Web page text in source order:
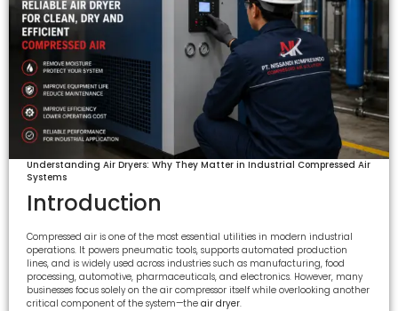
Understanding Air Dryers: Why They Matter in Industrial Compressed Air
Systems
Introduction
Compressed air is one of the most essential utilities in modern industrial
operations. It powers pneumatic tools, supports automated production
lines, and is widely used across industries such as manufacturing, food
processing, automotive, pharmaceuticals, and electronics. However, many
businesses focus solely on the air compressor itself while overlooking another
critical component of the system—the air dryer.